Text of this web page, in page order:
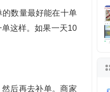
数量最好能在十单
这样。如果一天10
后再去补单。商家